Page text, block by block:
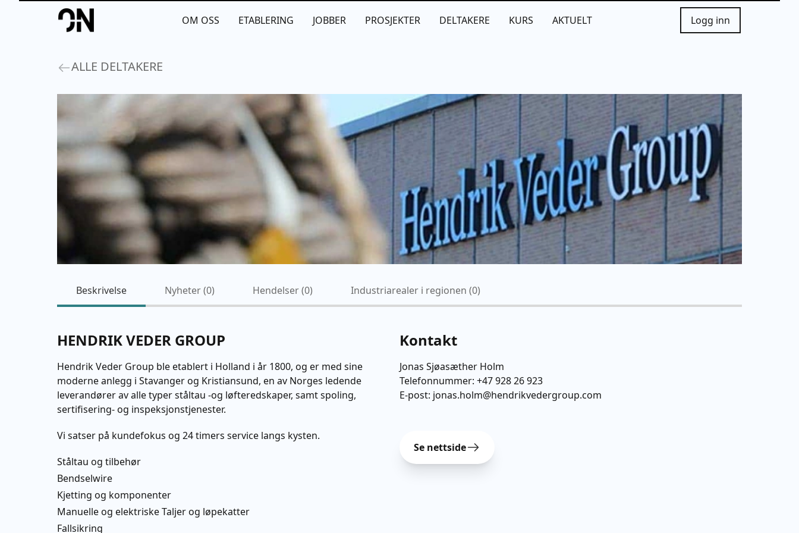
Your Company OM OSS ETABLERING JOBBER PROSJEKTER DELTAKERE KURS AKTUELT Logg inn
ALLE DELTAKERE
Beskrivelse Nyheter (0) Hendelser (0) Industriarealer i regionen (0)
HENDRIK VEDER GROUP
Hendrik Veder Group ble etablert i Holland i år 1800, og er med sine
moderne anlegg i Stavanger og Kristiansund, en av Norges ledende
leverandører av alle typer ståltau -og løfteredskaper, samt spoling,
sertifisering- og inspeksjonstjenester.
Vi satser på kundefokus og 24 timers service langs kysten.
Ståltau og tilbehør
Bendselwire
Kjetting og komponenter
Manuelle og elektriske Taljer og løpekatter
Fallsikring
Kontakt
Jonas Sjøasæther Holm
Telefonnummer: +47 928 26 923
E-post: jonas.holm@hendrikvedergroup.com
Se nettside